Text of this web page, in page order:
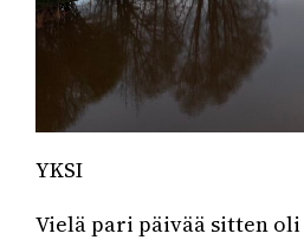
YKSI
Vielä pari päivää sitten